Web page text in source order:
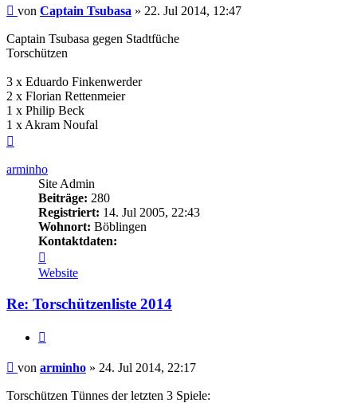
Beitrag
von Captain Tsubasa » 22. Jul 2014, 12:47
Captain Tsubasa gegen Stadtfüche
Torschützen
3 x Eduardo Finkenwerder
2 x Florian Rettenmeier
1 x Philip Beck
1 x Akram Noufal
arminho
Site Admin
Beiträge: 280
Registriert: 14. Jul 2005, 22:43
Wohnort: Böblingen
Kontaktdaten:
von
arminho
Website
Re: Torschützenliste 2014
Beitrag
von arminho » 24. Jul 2014, 22:17
Torschützen Tünnes der letzten 3 Spiele: